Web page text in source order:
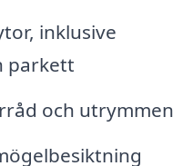
inklusive
parkett
och utrymmen